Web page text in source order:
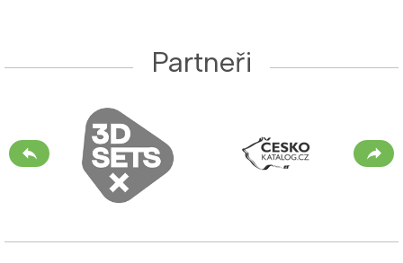
Partneři